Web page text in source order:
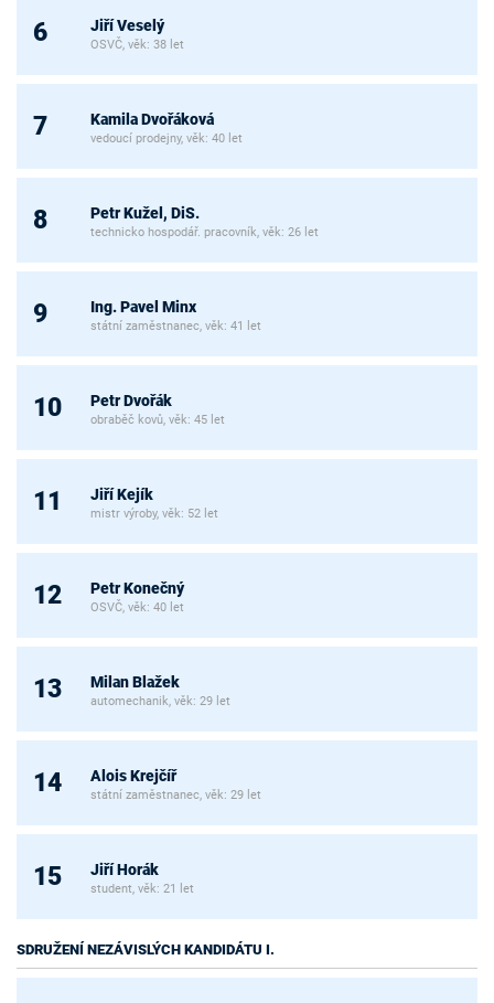
6 Jiří Veselý
OSVČ, věk: 38 let
7 Kamila Dvořáková
vedoucí prodejny, věk: 40 let
8 Petr Kužel, DiS.
technicko hospodář. pracovník, věk: 26 let
9 Ing. Pavel Minx
státní zaměstnanec, věk: 41 let
10 Petr Dvořák
obraběč kovů, věk: 45 let
11 Jiří Kejík
mistr výroby, věk: 52 let
12 Petr Konečný
OSVČ, věk: 40 let
13 Milan Blažek
automechanik, věk: 29 let
14 Alois Krejčíř
státní zaměstnanec, věk: 29 let
15 Jiří Horák
student, věk: 21 let
SDRUŽENÍ NEZÁVISLÝCH KANDIDÁTU I.